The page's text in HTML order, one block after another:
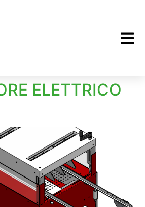
ELETTRICO